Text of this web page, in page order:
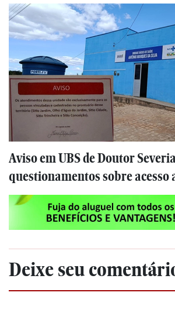
Aviso em UBS de Doutor
questionamentos sobre acesso
Deixe seu